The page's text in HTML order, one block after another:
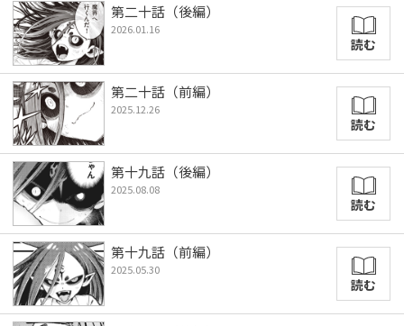
第二十話（後編）
2026.01.16
読む
第二十話（前編）
2025.12.26
読む
第十九話（後編）
2025.08.08
読む
第十九話（前編）
2025.05.30
読む